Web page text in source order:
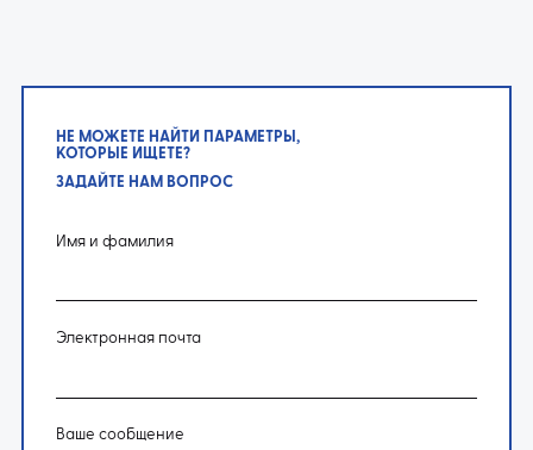
НЕ МОЖЕТЕ НАЙТИ ПАРАМЕТРЫ,
КОТОРЫЕ ИЩЕТЕ?
ЗАДАЙТЕ НАМ ВОПРОС
Имя и фамилия
Электронная почта
Ваше сообщение